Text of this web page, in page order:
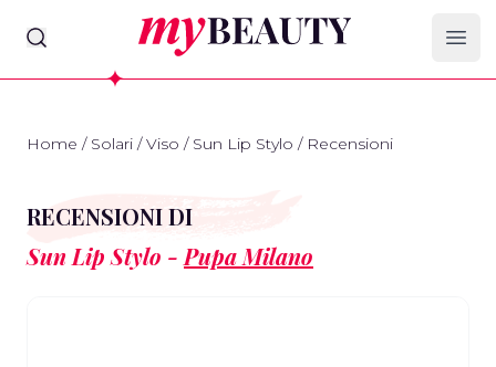
myBeauty
Home / Solari / Viso / Sun Lip Stylo / Recensioni
RECENSIONI DI
Sun Lip Stylo - Pupa Milano